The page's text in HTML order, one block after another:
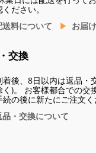
ださい。
送料について
お届
交換
着後、8日以内は返品・
く)。 お客様都合での交
の後に新たにご注文く
品・交換について